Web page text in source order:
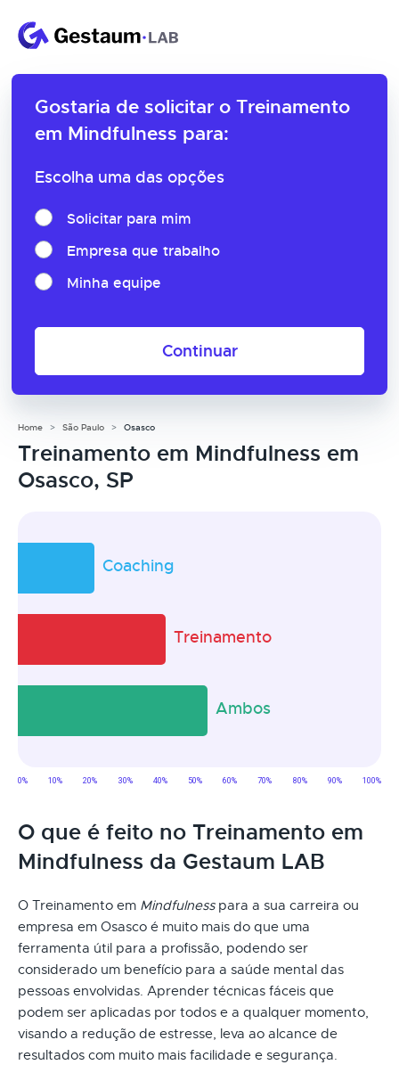
Gostaria de solicitar o Treinamento
em Mindfulness para:
Escolha uma das opções
Solicitar para mim
Empresa que trabalho
Minha equipe
Continuar
Home São Paulo Osasco
Treinamento em Mindfulness em
Osasco, SP
O que é feito no Treinamento em
Mindfulness da Gestaum LAB
O Treinamento em Mindfulnesspara a sua carreira ou
empresa em Osasco é muito mais do que uma
ferramenta útil para a profissão, podendo ser
considerado um benefício para a saúde mental das
pessoas envolvidas. Aprender técnicas fáceis que
podem ser aplicadas por todos e a qualquer momento,
visando a redução de estresse, leva ao alcance de
resultados com muito mais facilidade e segurança.